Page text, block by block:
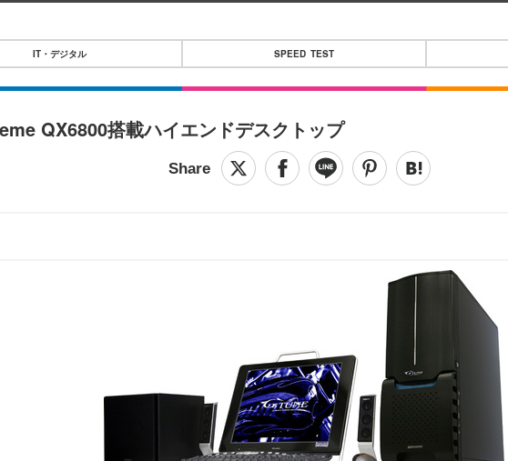
ルTOP
IT・デジタル SPEED TEST
QX6800搭載ハイエンドデスクトップ